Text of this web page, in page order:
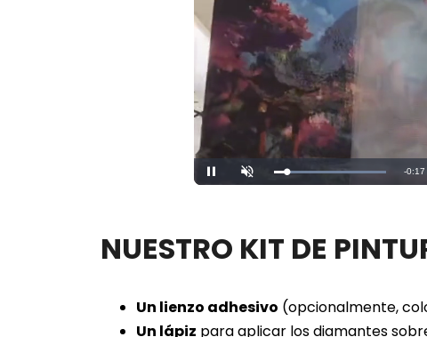
Pause Unmute Loaded:
100.00%
-0:15
NUESTRO KIT DE
Un lienzo adhesivo (opcionalmente,
Un lápiz para aplicar los diamantes